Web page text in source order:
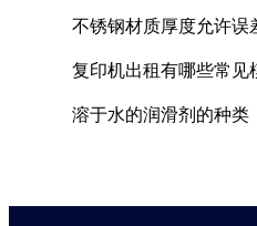
不锈钢材质厚度允许误
复印机出租有哪些常见
溶于水的润滑剂的种类